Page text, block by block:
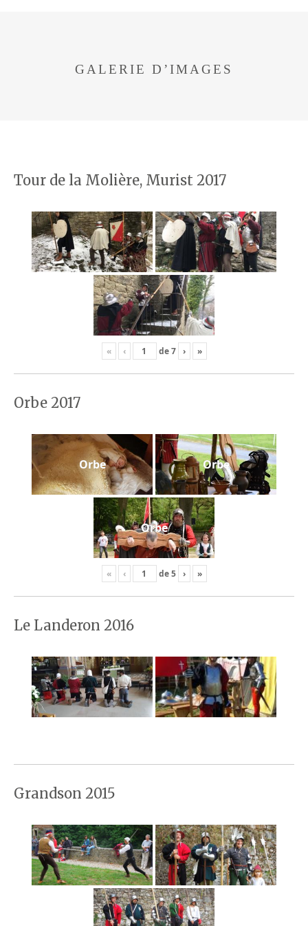
GALERIE D’IMAGES
Tour de la Molière, Murist 2017
« ‹ de7 › »
Orbe 2017
Orbe Orbe
Orbe
« ‹ de5 › »
Le Landeron 2016
Grandson 2015